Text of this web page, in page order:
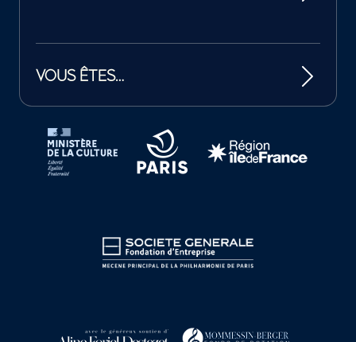
VOUS ÊTES…
Tutelles et mécènes de la Philharmonie de Paris